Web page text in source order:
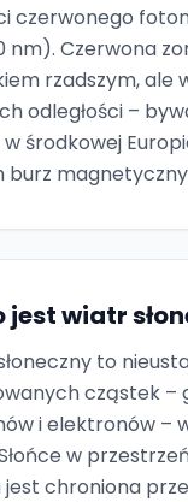
czerwonego
nm). Czerwona
rzadszym, ale
odległości –
środkowej
burz
jest wiatr
to
cząstek –
i elektronów –
w
jest chroniona